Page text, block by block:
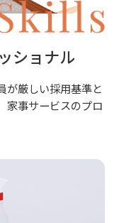
ショナル
が厳しい採用基準と
家事サービスのプロ